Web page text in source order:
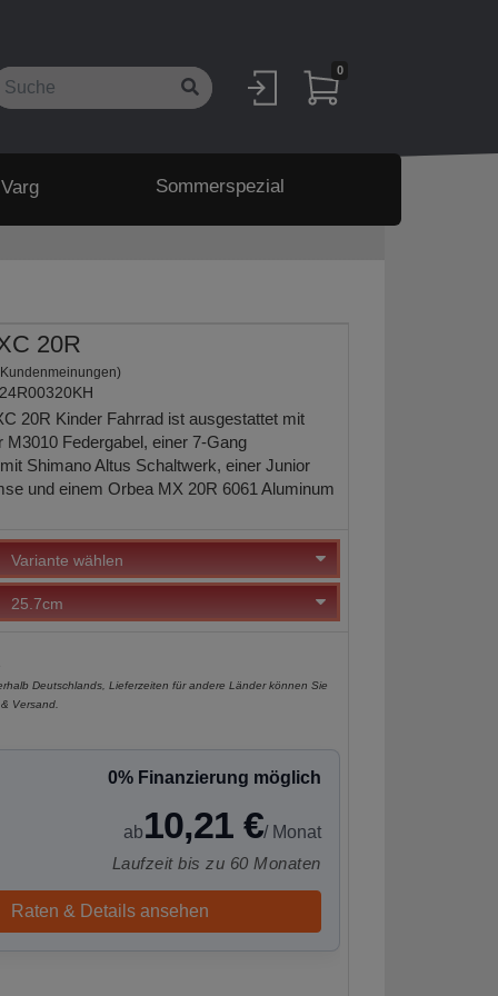
0
Sommerspezial
20R
20R Kinder Fahrrad ist ausgestattet mit
M3010 Federgabel, einer 7-Gang
Shimano Altus Schaltwerk, einer Junior
und einem Orbea MX 20R 6061 Aluminum
Deutschlands, Lieferzeiten für andere Länder können Sie
Versand.
0% Finanzierung möglich
ab10,21 €/ Monat
Laufzeit bis zu 60 Monaten
Raten & Details ansehen